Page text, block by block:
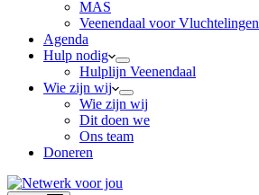
MAS
Veenendaal voor Vluchtelingen
Agenda
Hulp nodig
Hulplijn Veenendaal
Wie zijn wij
Wie zijn wij
Dit doen we
Ons team
Doneren